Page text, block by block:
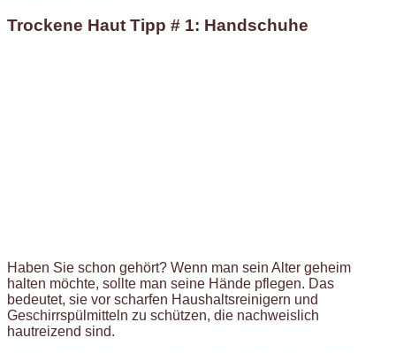
Trockene Haut Tipp # 1: Handschuhe
Haben Sie schon gehört? Wenn man sein Alter geheim
halten möchte, sollte man seine Hände pflegen. Das
bedeutet, sie vor scharfen Haushaltsreinigern und
Geschirrspülmitteln zu schützen, die nachweislich
hautreizend sind.